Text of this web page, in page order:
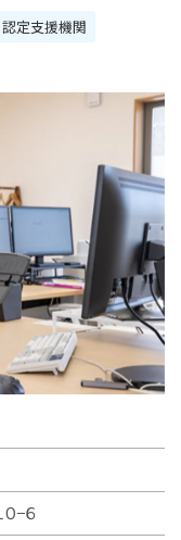
認定支援機関
−６